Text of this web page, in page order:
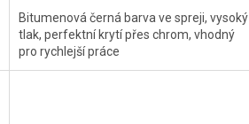
Bitumenová černá barva ve spreji, vysoký
tlak, perfektní krytí přes chrom, vhodný
pro rychlejší práce